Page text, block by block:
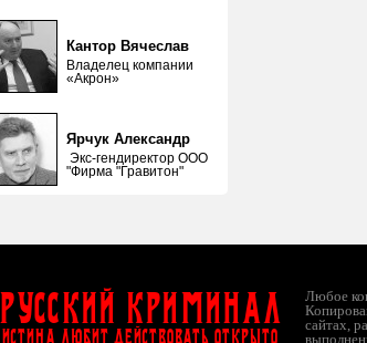
Кантор Вячеслав
Владелец компании
«Акрон»
Ярчук Александр
Экс-гендиректор ООО
"Фирма "Гравитон"
Русский Криминал
ИСТИНА ЛЮБИТ ДЕЙСТВОВАТЬ ОТКРЫТО
Любое
сайтах,